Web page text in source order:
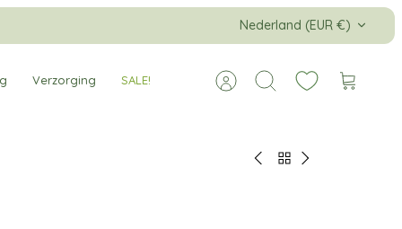
Valuta
Nederland (EUR €)
Verzorging SALE!
AccountZoeken